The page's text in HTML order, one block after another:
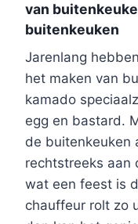
van
buitenkeuken
Jarenlang
het maken van
kamado
egg en bastard.
de buitenkeuken
rechtstreeks aan
wat een feest is
chauffeur rolt zo